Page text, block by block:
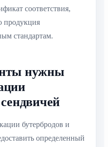
соответствия,
продукция
стандартам.
нужны
бутербродов и
определенный